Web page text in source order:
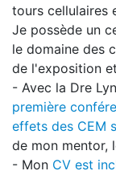
tours cellulaires
Je possède un
le domaine des
de l'exposition
- Avec la Dre
première
effets des CEM
de mon mentor,
- Mon CV est